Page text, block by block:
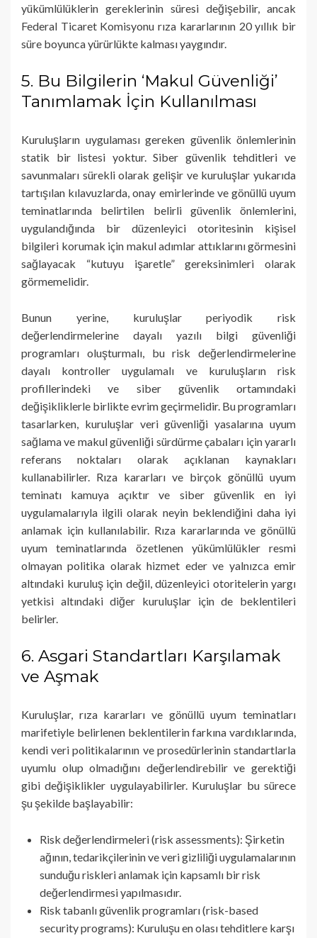
yükümlülüklerin gereklerinin süresi değişebilir, ancak
Federal Ticaret Komisyonu rıza kararlarının 20 yıllık bir
süre boyunca yürürlükte kalması yaygındır.
5. Bu Bilgilerin ‘Makul Güvenliği’
Tanımlamak İçin Kullanılması
Kuruluşların uygulaması gereken güvenlik önlemlerinin
statik bir listesi yoktur. Siber güvenlik tehditleri ve
savunmaları sürekli olarak gelişir ve kuruluşlar yukarıda
tartışılan kılavuzlarda, onay emirlerinde ve gönüllü uyum
teminatlarında belirtilen belirli güvenlik önlemlerini,
uygulandığında bir düzenleyici otoritesinin kişisel
bilgileri korumak için makul adımlar attıklarını görmesini
sağlayacak “kutuyu işaretle” gereksinimleri olarak
görmemelidir.
Bunun yerine, kuruluşlar periyodik risk
değerlendirmelerine dayalı yazılı bilgi güvenliği
programları oluşturmalı, bu risk değerlendirmelerine
dayalı kontroller uygulamalı ve kuruluşların risk
profillerindeki ve siber güvenlik ortamındaki
değişikliklerle birlikte evrim geçirmelidir. Bu programları
tasarlarken, kuruluşlar veri güvenliği yasalarına uyum
sağlama ve makul güvenliği sürdürme çabaları için yararlı
referans noktaları olarak açıklanan kaynakları
kullanabilirler. Rıza kararları ve birçok gönüllü uyum
teminatı kamuya açıktır ve siber güvenlik en iyi
uygulamalarıyla ilgili olarak neyin beklendiğini daha iyi
anlamak için kullanılabilir. Rıza kararlarında ve gönüllü
uyum teminatlarında özetlenen yükümlülükler resmi
olmayan politika olarak hizmet eder ve yalnızca emir
altındaki kuruluş için değil, düzenleyici otoritelerin yargı
yetkisi altındaki diğer kuruluşlar için de beklentileri
belirler.
6. Asgari Standartları Karşılamak
ve Aşmak
Kuruluşlar, rıza kararları ve gönüllü uyum teminatları
marifetiyle belirlenen beklentilerin farkına vardıklarında,
kendi veri politikalarının ve prosedürlerinin standartlarla
uyumlu olup olmadığını değerlendirebilir ve gerektiği
gibi değişiklikler uygulayabilirler. Kuruluşlar bu sürece
şu şekilde başlayabilir:
Risk değerlendirmeleri (risk assessments): Şirketin
ağının, tedarikçilerinin ve veri gizliliği uygulamalarının
sunduğu riskleri anlamak için kapsamlı bir risk
değerlendirmesi yapılmasıdır.
Risk tabanlı güvenlik programları (risk-based
security programs): Kuruluşu en olası tehditlere karşı